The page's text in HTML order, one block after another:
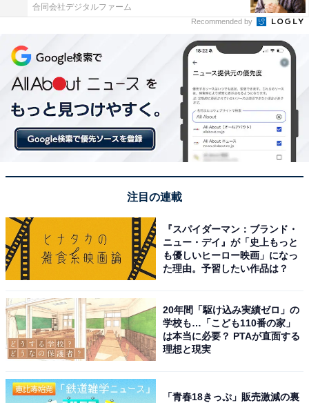
合同会社デジタルファーム
Recommended by
注目の連載
『スパイダーマン：ブランド・
ニュー・デイ』が「史上もっと
も優しいヒーロー映画」になっ
た理由。予習したい作品は？
20年間「駆け込み実績ゼロ」の
学校も…「こども110番の家」
は本当に必要？ PTAが直面する
理想と現実
「青春18きっぷ」販売激減の裏